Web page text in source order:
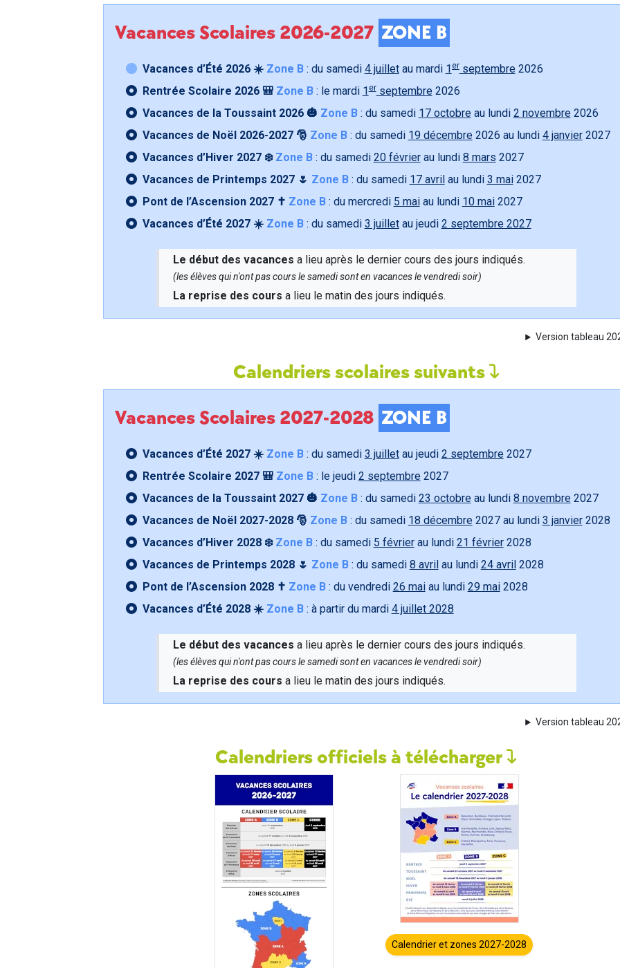
Vacances Scolaires 2026-2027 ZONE B
Vacances d’Été 2026 ☀️ Zone B: du samedi 4 juilletau mardi 1 erseptembre 2026
Rentrée Scolaire 2026 🎒 Zone B: le mardi 1erseptembre 2026
Vacances de la Toussaint 2026 🎃 Zone B: du samedi 17 octobre au lundi 2 novembre 2026
Vacances de Noël 2026-2027 🎅 Zone B: du samedi 19 décembre 2026 au lundi 4 janvier2027
Vacances d’Hiver 2027 ❄️ Zone B: du samedi 20 févrierau lundi 8 mars 2027
Vacances de Printemps 2027 🌷 Zone B: du samedi 17 avril au lundi 3 mai2027
Pont de l’Ascension 2027 ✝️ Zone B: du mercredi 5 maiau lundi 10 mai2027
Vacances d’Été 2027 ☀️ Zone B: du samedi 3 juilletau jeudi 2 septembre 2027
Le début des vacances a lieu après le dernier cours des jours indiqués.
(les élèves qui n'ont pas cours le samedi sont en vacances le vendredi soir)
La reprise des cours a lieu le matin des jours indiqués.
Version tableau
Calendriers scolaires suivants
Vacances Scolaires 2027-2028 ZONE B
Vacances d’Été 2027 ☀️ Zone B: du samedi 3 juilletau jeudi 2 septembre 2027
Rentrée Scolaire 2027 🎒 Zone B: le jeudi 2 septembre 2027
Vacances de la Toussaint 2027 🎃 Zone B: du samedi 23 octobre au lundi 8 novembre 2027
Vacances de Noël 2027-2028 🎅 Zone B: du samedi 18 décembre 2027 au lundi 3 janvier2028
Vacances d’Hiver 2028 ❄️ Zone B: du samedi 5 févrierau lundi 21 février2028
Vacances de Printemps 2028 🌷 Zone B: du samedi 8 avril au lundi 24 avril 2028
Pont de l’Ascension 2028 ✝️ Zone B: du vendredi 26 maiau lundi 29 mai2028
Vacances d’Été 2028 ☀️ Zone B: à partir du mardi 4 juillet 2028
Le début des vacances a lieu après le dernier cours des jours indiqués.
(les élèves qui n'ont pas cours le samedi sont en vacances le vendredi soir)
La reprise des cours a lieu le matin des jours indiqués.
Version tableau
Calendriers officiels à télécharger
Calendrier et zones 2027-2028